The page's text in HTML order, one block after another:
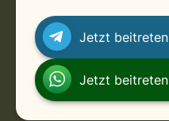
Jetzt beitreten
Jetzt beitreten